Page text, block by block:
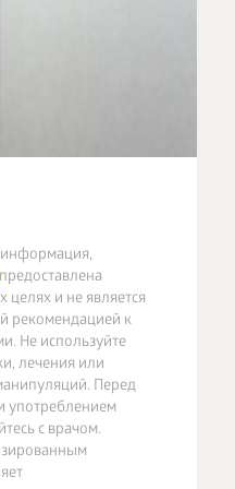
и не является
рекомендацией к
Не используйте
лечения или
Перед
употреблением
с врачом.